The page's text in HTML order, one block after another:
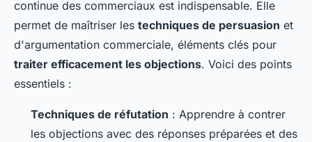
continue des commerciaux est indispensable. Elle
permet de maîtriser les techniques de persuasion et
d'argumentation commerciale, éléments clés pour
traiter efficacement les objections. Voici des points
essentiels :
Techniques de réfutation : Apprendre à contrer
les objections avec des réponses préparées et des